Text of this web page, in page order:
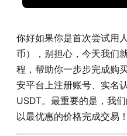
你好如果你是首次尝试用
币），别担心，今天我们
程，帮助你一步步完成购
安平台上注册账号、实名
USDT。最重要的是，我
以最优惠的价格完成交易！